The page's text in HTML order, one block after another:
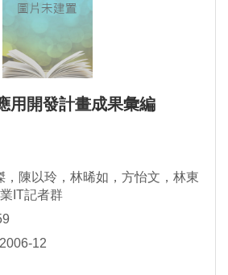
用開發計畫成果彙編
，陳以玲，林晞如，方怡文，林東
IT記者群
12